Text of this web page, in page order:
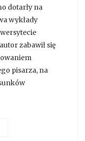
dotarły na
wykłady
zabawił się
pisarza, na